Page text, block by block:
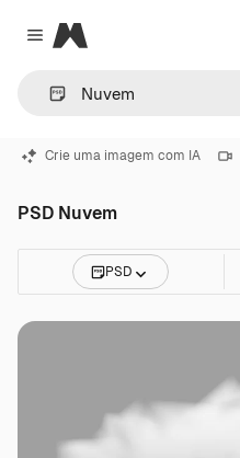
Close menu
Magnific
Crie uma imagem com IA
PSD Nuvem
PSD